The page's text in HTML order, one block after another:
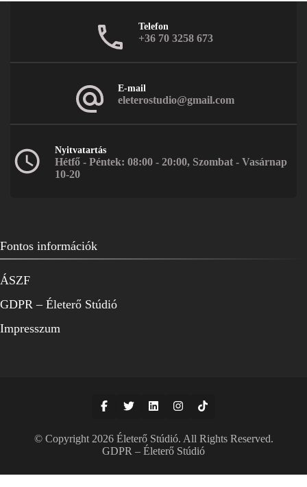
Telefon
+36 70 3258 673
E-mail
eleterostudio@gmail.com
Nyitvatartás
Hétfő - Péntek: 08:00 - 20:00, Szombat - Vasárnap
10-20
Fontos információk
ÁSZF
GDPR – Életerő Stúdió
Impresszum
© Copyright 2026 Életerő Stúdió. All Rights Reserved.
GDPR – Életerő Stúdió